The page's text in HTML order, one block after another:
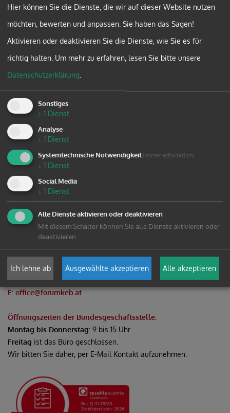
Weitere Informationen und Anmeldung:folgen
Forum Katholischer Erwachsenenbildung in Österreich
Erdbergstraße 72 / Top 8, 1030 Wien
T: 01 / 317 05 10 - 0
E: office@forumkeb.at
Öffnungszeiten der Bundesgeschäftsstelle:
Montag bis Donnerstag: 9 bis 15 Uhr
Freitag ist das Büro geschlossen.
Wir bitten Sie daher, per E-Mail Kontakt aufzunehmen.
Hier können Sie die Dienste, die wir auf dieser Website nutzen
möchten, bewerten und anpassen. Sie haben das Sagen!
Aktivieren oder deaktivieren Sie die Dienste, wie Sie es für
richtig halten. Um mehr zu erfahren, lesen Sie bitte unsere
Datenschutzerklärung
Sonstiges
↓ 1 Dienst
Analyse
↓ 1 Dienst
Systemtechnische Notwendigkeit (immer erforderlich)
↓ 1 Dienst
Social Media
↓ 1 Dienst
Alle Dienste aktivieren oder deaktivieren
Mit diesem Schalter können Sie alle Dienste aktivieren oder
deaktivieren.
Ich lehne ab Ausgewählte akzeptieren Alle akzeptieren